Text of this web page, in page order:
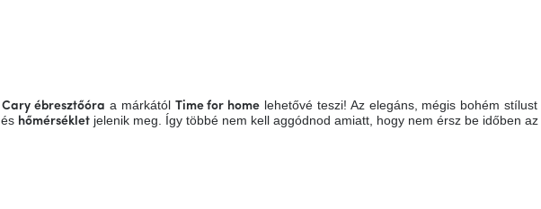
Cary ébresztőóra a márkától Time for home lehetővé teszi! Az elegáns, mégis bohém
és hőmérséklet jelenik meg. Így többé nem kell aggódnod amiatt, hogy nem érsz be időben